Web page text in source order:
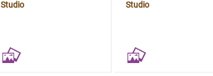
Studio
Studio